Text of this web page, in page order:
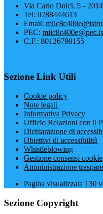
Via Carlo Dolci, 5 -
Tel: 0288444613
Email:
PEC:
C.F.: 80126790155
Sezione Link Utili
Cookie policy
Note legali
Informativa Privacy
Ufficio Relazioni con il
Dichiarazione di
Obiettivi di accessibilità
Whistleblowing
Gestione consensi cookie
Amministrazione
Pagina visualizzata 130
Sezione Copyright